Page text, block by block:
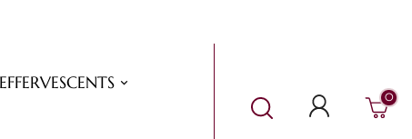
0